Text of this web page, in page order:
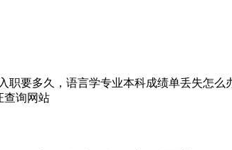
职要多久，语言学专业本科成绩单丢失怎么
查询网站